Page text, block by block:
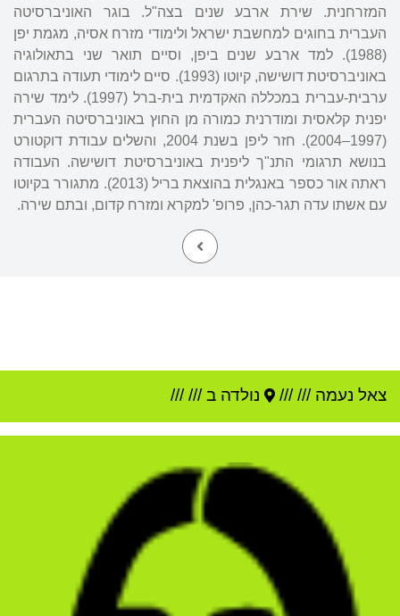
המזרחנית. שירת ארבע שנים בצה"ל. בוגר האוניברסיטה
העברית בחוגים למחשבת ישראל ולימודי מזרח אסיה, מגמת יפן
(1988). למד ארבע שנים ביפן, וסיים תואר שני בתאולוגיה
באוניברסיטת דושישה, קיוטו (1993). סיים לימודי תעודה בתרגום
ערבית-עברית במכללה האקדמית בית-ברל (1997). לימד שירה
יפנית קלאסית ומודרנית כמורה מן החוץ באוניברסיטה העברית
(1997–2004). חזר ליפן בשנת 2004, והשלים עבודת דוקטורט
בנושא תרגומי התנ"ך ליפנית באוניברסיטת דושישה. העבודה
ראתה אור כספר באנגלית בהוצאת בריל (2013). מתגורר בקיוטו
עם אשתו עדה תגר-כהן, פרופ' למקרא ומזרח קדום, ובתם שירה.
צאל נעמה ///
/// נולדה ב //////